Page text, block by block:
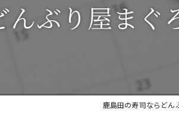
んぶり屋まぐ
鹿島田の寿司ならどん